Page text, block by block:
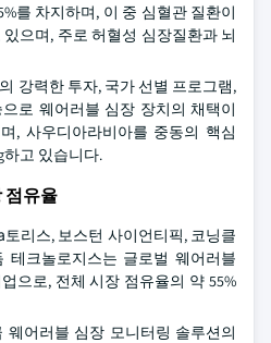
를 차지하며, 이 중 심혈관 질환이
으며, 주로 허혈성 심장질환과 뇌
강력한 투자, 국가 선별 프로그램,
로 웨어러블 심장 장치의 채택이
, 사우디아라비아를 중동의 핵심
고 있습니다.
점유율
리스, 보스턴 사이언티픽, 코닝클
테크놀로지스는 글로벌 웨어러블
으로, 전체 시장 점유율의 약 55%
웨어러블 심장 모니터링 솔루션의